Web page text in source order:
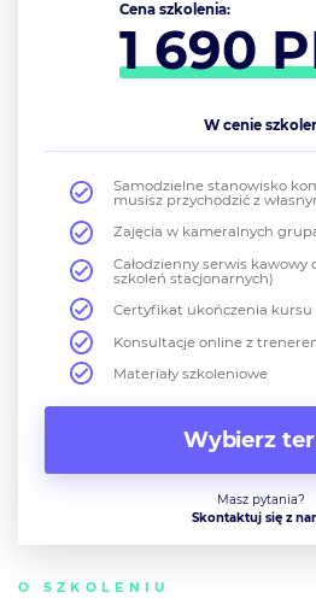
O SZKOLENIU
Cena szkolenia:
1 690
W cenie
Samodzielne stanowisko
musisz przychodzić z
Zajęcia w kameralnych
Całodzienny serwis kawowy
szkoleń stacjonarnych)
Certyfikat ukończenia kursu
Konsultacje online z
Materiały szkoleniowe
Wybierz
Masz pytania?
Skontaktuj się z